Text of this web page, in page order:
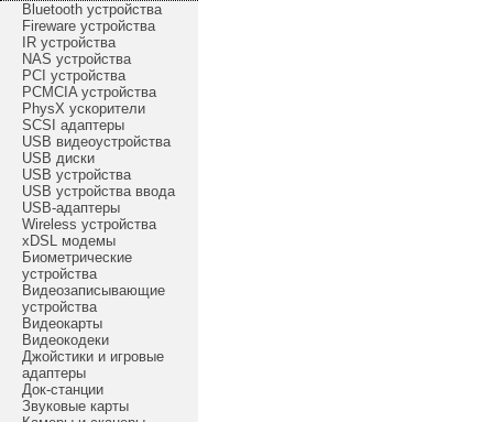
Bluetooth устройства
Fireware устройства
IR устройства
NAS устройства
PCI устройства
PCMCIA устройства
PhysX ускорители
SCSI адаптеры
USB видеоустройства
USB диски
USB устройства
USB устройства ввода
USB-адаптеры
Wireless устройства
xDSL модемы
Биометрические
устройства
Видеозаписывающие
устройства
Видеокарты
Видеокодеки
Джойстики и игровые
адаптеры
Док-станции
Звуковые карты